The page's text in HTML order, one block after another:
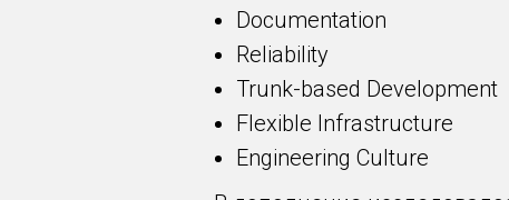
Documentation
Reliability
Trunk-based Development
Flexible Infrastructure
Engineering Culture